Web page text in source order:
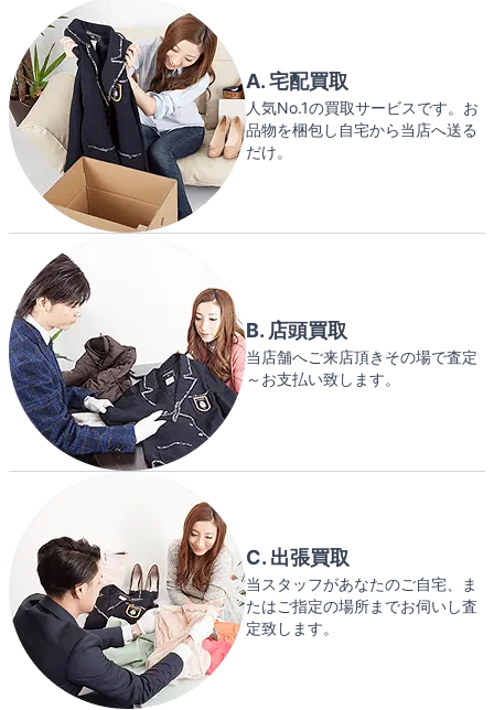
A. 宅配買取
人気No.1の買取サービスです。お
品物を梱包し自宅から当店へ送る
だけ。
B. 店頭買取
当店舗へご来店頂きその場で査定
～お支払い致します。
C. 出張買取
当スタッフがあなたのご自宅、ま
たはご指定の場所までお伺いし査
定致します。